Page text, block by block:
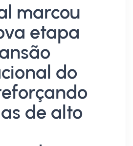
marcou
etapa
do
de alto